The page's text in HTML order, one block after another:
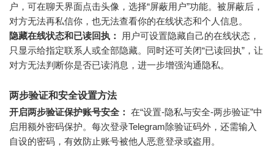
户，可在聊天界面点击头像，选择“屏蔽用户”功能。被屏蔽后，
对方无法再私信你，也无法查看你的在线状态和个人信息。
隐藏在线状态和已读回执：
用户可设置隐藏自己的在线状态，
只显示给指定联系人或全部隐藏。同时还可关闭“已读回执”，让
对方无法判断你是否已读消息，进一步增强沟通隐私。
两步验证和安全设置方法
开启两步验证保护账号安全： 在“设置-隐私与安全-两步验证”中
启用额外密码保护。每次登录Telegram除验证码外，还需输入
自设的密码，有效防止账号被他人恶意登录或盗用。